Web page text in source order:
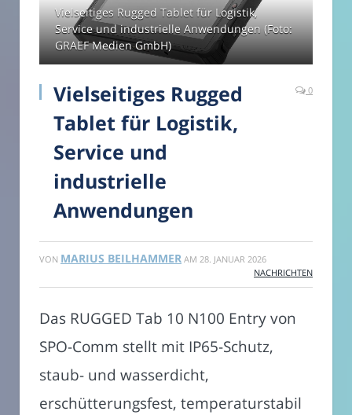
Vielseitiges Rugged Tablet für Logistik,
Service und industrielle Anwendungen (Foto:
GRAEF Medien GmbH)
Vielseitiges Rugged
Tablet für Logistik,
Service und
industrielle
Anwendungen
0
VON MARIUS BEILHAMMER AM 28. JANUAR 2026
NACHRICHTEN
Das RUGGED Tab 10 N100 Entry von
SPO-Comm stellt mit IP65-Schutz,
staub- und wasserdicht,
erschütterungsfest, temperaturstabil